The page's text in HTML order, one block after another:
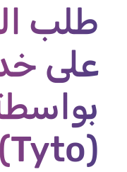
طلب
على
(Tyto)